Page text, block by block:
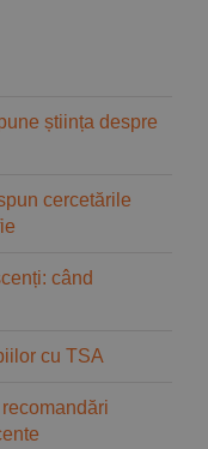
știința despre
cercetările
când
cu TSA